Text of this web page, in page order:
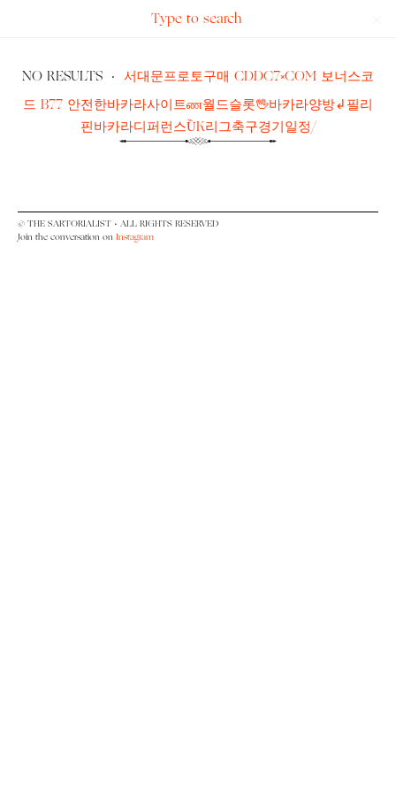
Sartorialist
NO RESULTS · 서대문프로토구매 CDDC7༝COM 보너스코
드 B77 안전한바카라사이트ண월드슬롯🖖바카라양방↲필리
핀바카라디퍼런스ȔK리그축구경기일정/
© THE SARTORIALIST • ALL RIGHTS RESERVED
Join the conversation on Instagram